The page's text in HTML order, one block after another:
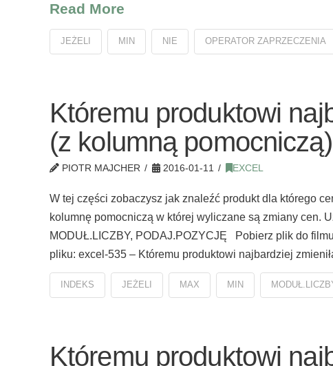
Read More
JEŻELI MIN NIE OPERATOR ZAPRZECZENIA
Któremu produktowi
(z kolumną pomocniczą)
PIOTR MAJCHER 2016-01-11 EXCEL
W tej części zobaczysz jak znaleźć produkt dla którego
kolumnę pomocniczą w której wyliczane są zmiany cen.
MODUŁ.LICZBY, PODAJ.POZYCJĘ Pobierz plik do
pliku: excel-535 – Któremu produktowi najbardziej
INDEKS JEŻELI MAX MIN
Któremu produktowi